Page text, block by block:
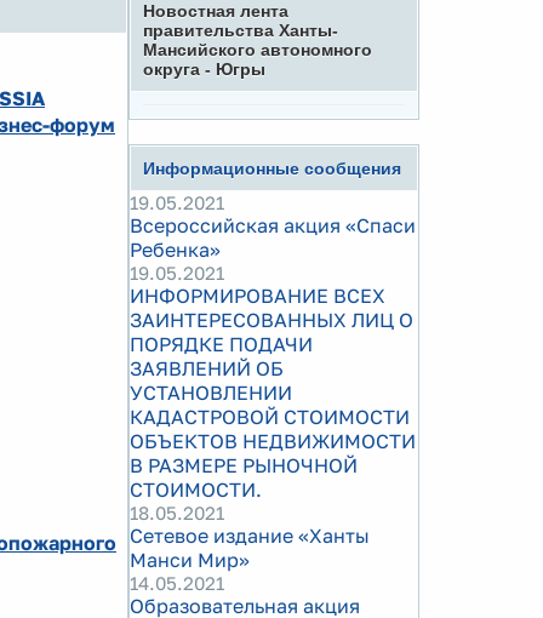
форум
Новостная лента
правительства Ханты-
Мансийского автономного
округа - Югры
Информационные сообщения
19.05.2021
Всероссийская акция «Спаси
Ребенка»
19.05.2021
ИНФОРМИРОВАНИЕ ВСЕХ
ЗАИНТЕРЕСОВАННЫХ ЛИЦ О
ПОРЯДКЕ ПОДАЧИ
ЗАЯВЛЕНИЙ ОБ
УСТАНОВЛЕНИИ
КАДАСТРОВОЙ СТОИМОСТИ
ОБЪЕКТОВ НЕДВИЖИМОСТИ
В РАЗМЕРЕ РЫНОЧНОЙ
СТОИМОСТИ.
18.05.2021
Сетевое издание «Ханты
Манси Мир»
14.05.2021
Образовательная акция